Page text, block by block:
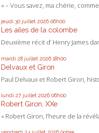
« – Vous savez, ma chérie,
jeudi 30 juillet 2026 06h00
Les ailes de la colombe
Deuxième récit d’ Henry James
mardi 28 juillet 2026 18h00
Delvaux et Giron
Paul Delvaux et Robert Giron,
lundi 27 juillet 2026 06h00
Robert Giron, XXe
« Robert Giron, l’heure de la